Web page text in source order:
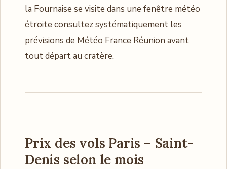
la Fournaise se visite dans une fenêtre météo
étroite consultez systématiquement les
prévisions de Météo France Réunion avant
tout départ au cratère.
Prix des vols Paris – Saint-
Denis selon le mois